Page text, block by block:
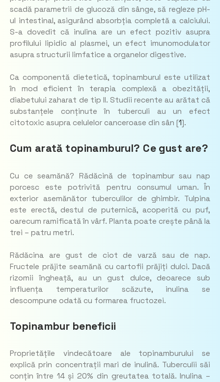
scadă parametrii de glucoză din sânge, să regleze pH-
ul intestinal, asigurând absorbția completă a calciului.
S-a dovedit că inulina are un efect pozitiv asupra
profilului lipidic al plasmei, un efect imunomodulator
asupra structurii limfatice a organelor digestive.
Ca componentă dietetică, topinamburul este utilizat
în mod eficient în terapia complexă a obezității,
diabetului zaharat de tip II. Studii recente au arătat că
substanțele conținute în tuberculi au un efect
citotoxic asupra celulelor canceroase din sân [1].
Cum arată topinamburul? Ce gust are?
Cu ce ​​seamănă? Rădăcină de topinambur sau nap
porcesc este potrivită pentru consumul uman. În
exterior asemănător tuberculilor de ghimbir. Tulpina
este erectă, destul de puternică, acoperită cu puf,
oarecum ramificată în vârf. Planta poate crește până la
trei – patru metri.
Rădăcina are gust de ciot de varză sau de nap.
Fructele prăjite seamănă cu cartofii prăjiți dulci. Dacă
rizomii îngheață, au un gust dulce, deoarece sub
influența temperaturilor scăzute, inulina se
descompune odată cu formarea fructozei.
Topinambur beneficii
Proprietățile vindecătoare ale topinamburului se
explică prin concentrații mari de inulină. Tuberculii săi
conțin între 14 și 20% din greutatea totală. Inulina –